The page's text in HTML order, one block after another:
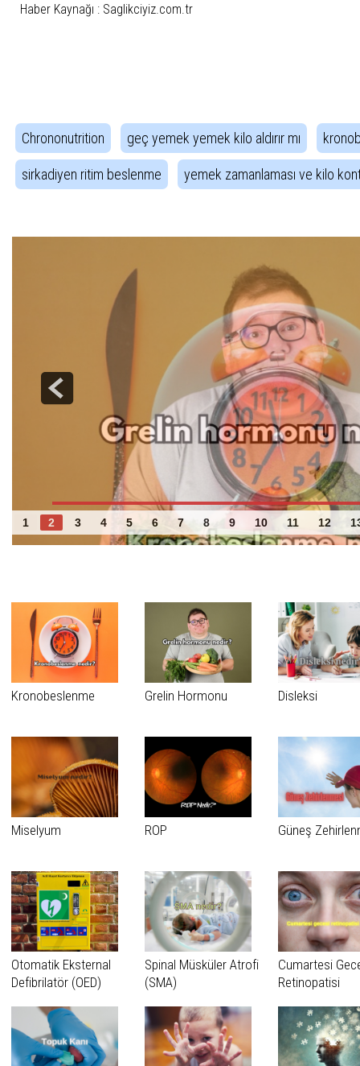
Haber Kaynağı : Saglikciyiz.com.tr
Chrononutrition geç yemek yemek kilo aldırır mı
sirkadiyen ritim beslenme yemek zamanlaması ve kilo
1 2 3 4 5 6 7 8 9 10 11 12
Grelin Hormonu
Kronobeslenme Grelin Hormonu Disleksi
Miselyum ROP Güneş
Otomatik Eksternal
Defibrilatör (OED)
Spinal Müsküler Atrofi
(SMA)
Cumartesi
Retinopatisi